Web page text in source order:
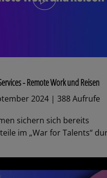
- Remote Work und Reisen
2024 | 388 Aufrufe
sichern sich bereits
im „War for Talents“